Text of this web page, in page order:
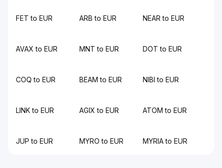
FET to EUR ARB to EUR NEAR to EUR
AVAX to EUR MNT to EUR DOT to EUR
COQ to EUR BEAM to EUR NIBI to EUR
LINK to EUR AGIX to EUR ATOM to EUR
JUP to EUR MYRO to EUR MYRIA to EUR